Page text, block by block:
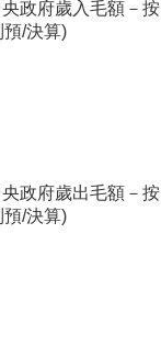
歲入毛額－按
預/決算)
歲出毛額－按
/決算)